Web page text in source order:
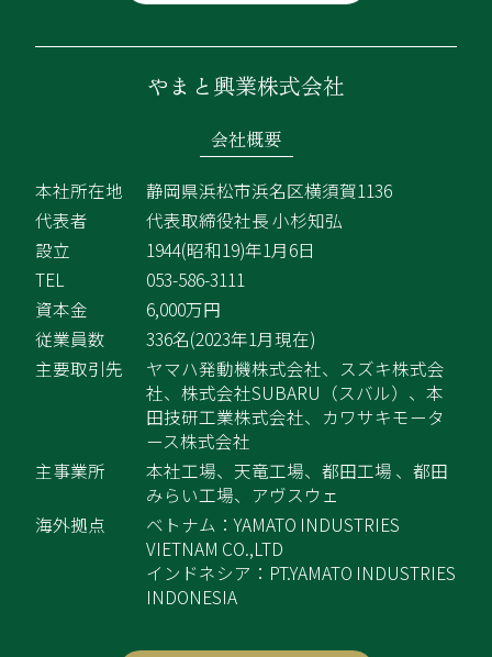
やまと興業株式会社
会社概要
本社所在地
静岡県浜松市浜名区横須賀1136
代表者
代表取締役社長 小杉知弘
設立
1944(昭和19)年1月6日
TEL
053-586-3111
資本金
6,000万円
従業員数
336名(2023年1月現在)
主要取引先
ヤマハ発動機株式会社、スズキ株式会
社、株式会社SUBARU（スバル）、本
田技研工業株式会社、カ ワサキモータ
ース株式会社
主事業所
本社工場、天竜工場、都田工場 、都田
みらい工場、
アヴスウェ
海外拠点
ベトナム：YAMATO INDUSTRIES
VIETNAM CO.,LTD
インドネシア：PT.YAMATO INDUSTRIES
INDONESIA